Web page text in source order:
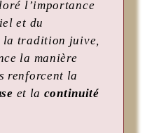
l’importance
et du
la tradition juive,
la manière
renforcent la
et la continuité